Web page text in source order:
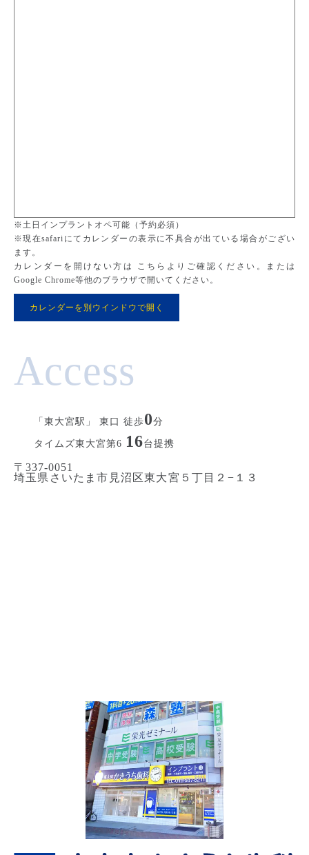
※土日インプラントオペ可能（予約必須）
※現在safariにてカレンダーの表示に不具合が出ている場合がござい
ます。
カレンダーを開けない方は こちらよりご確認ください。または
Google Chrome等他のブラウザで開いてください。
カレンダーを別ウインドウで開く
Access
「東大宮駅」 東口 徒歩0分
タイムズ東大宮第6 16台提携
〒337-0051
埼玉県さいたま市見沼区東大宮５丁目２−１３